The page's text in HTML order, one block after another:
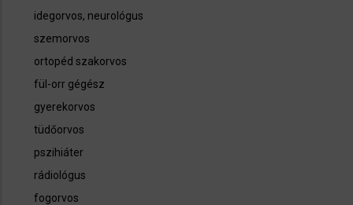
idegorvos, neurológus
szemorvos
ortopéd szakorvos
fül-orr gégész
gyerekorvos
tüdőorvos
pszihiáter
rádiológus
fogorvos